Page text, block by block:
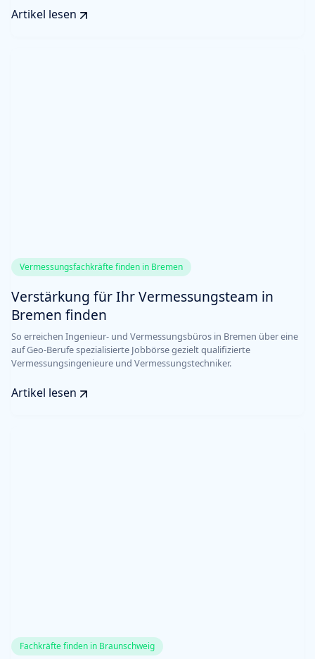
Artikel lesen
Vermessungsfachkräfte finden in Bremen
Verstärkung für Ihr Vermessungsteam in
Bremen finden
So erreichen Ingenieur- und Vermessungsbüros in Bremen über eine
auf Geo-Berufe spezialisierte Jobbörse gezielt qualifizierte
Vermessungsingenieure und Vermessungstechniker.
Artikel lesen
Fachkräfte finden in Braunschweig